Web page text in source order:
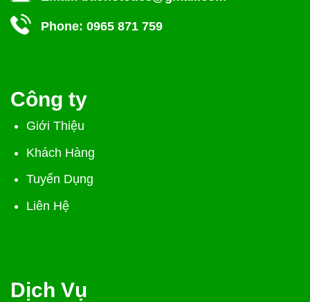
Phone: 0965 871 759
Công ty
Giới Thiệu
Khách Hàng
Tuyển Dụng
Liên Hệ
Dịch Vụ